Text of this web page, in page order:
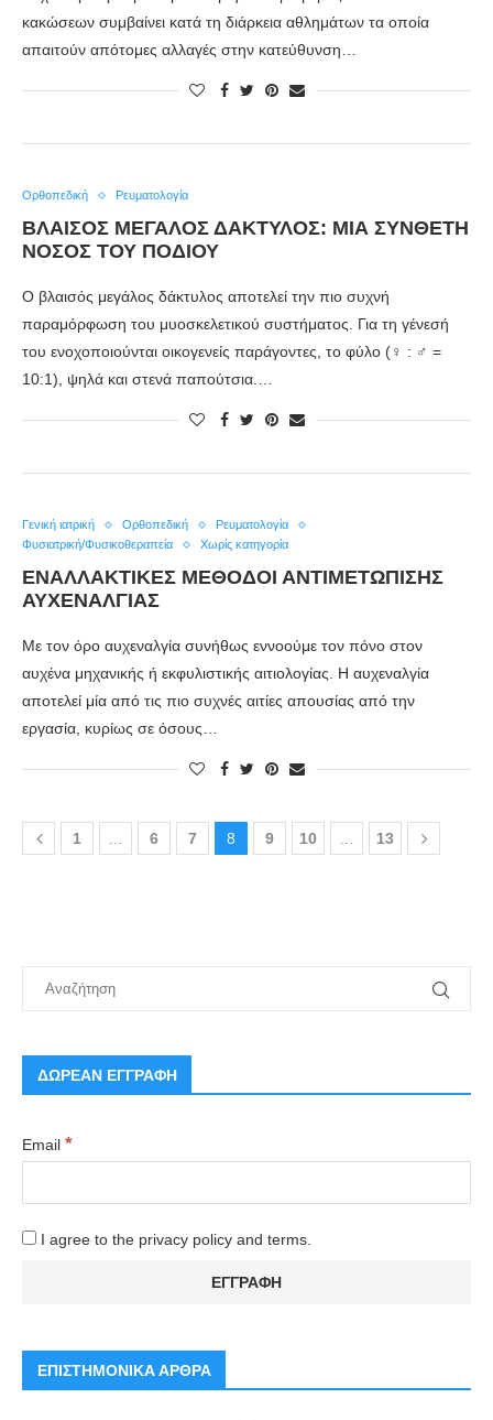
κακώσεων συμβαίνει κατά τη διάρκεια αθλημάτων τα οποία
απαιτούν απότομες αλλαγές στην κατεύθυνση…
Ορθοπεδική Ρευματολογία
ΒΛΑΙΣΟΣ ΜΕΓΑΛΟΣ ΔΑΚΤΥΛΟΣ: ΜΊΑ ΣΎΝΘΕΤΗ
ΝΌΣΟΣ ΤΟΥ ΠΟΔΙΟΎ
Ο βλαισός μεγάλος δάκτυλος αποτελεί την πιο συχνή
παραμόρφωση του μυοσκελετικού συστήματος. Για τη γένεσή
του ενοχοποιούνται οικογενείς παράγοντες, το φύλο (♀ : ♂ =
10:1), ψηλά και στενά παπούτσια.…
Γενική ιατρική Ορθοπεδική
Ρευματολογία
Φυσιατρική/Φυσικοθεραπεία
Χωρίς κατηγορία
ΕΝΑΛΛΑΚΤΙΚΈΣ ΜΈΘΟΔΟΙ ΑΝΤΙΜΕΤΏΠΙΣΗΣ
ΑΥΧΕΝΑΛΓΊΑΣ
Με τον όρο αυχεναλγία συνήθως εννοούμε τον πόνο στον
αυχένα μηχανικής ή εκφυλιστικής αιτιολογίας. Η αυχεναλγία
αποτελεί μία από τις πιο συχνές αιτίες απουσίας από την
εργασία, κυρίως σε όσους…
1 … 6 7 8 9 10 … 13
ΔΩΡΕΑΝ ΕΓΓΡΑΦΗ
Email *
I agree to the privacy policy and terms.
ΕΠΙΣΤΗΜΟΝΙΚΑ ΑΡΘΡΑ